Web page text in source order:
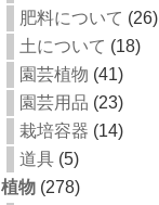
肥料について (26)
土について (18)
園芸植物 (41)
園芸用品 (23)
栽培容器 (14)
道具 (5)
植物 (278)